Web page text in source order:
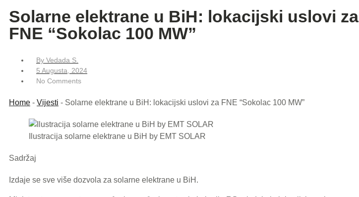
Solarne elektrane u BiH: lokacijski uslovi za
FNE “Sokolac 100 MW”
By Vedada S.
5 Augusta, 2024
No Comments
Home - Vijesti - Solarne elektrane u BiH: lokacijski uslovi za FNE “Sokolac 100 MW”
Ilustracija solarne elektrane u BiH by EMT SOLAR
Sadržaj
Izdaje se sve više dozvola za solarne elektrane u BiH.